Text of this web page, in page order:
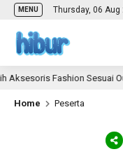
MENU Thursday, 06 Aug
Aksesoris Fashion Sesuai
Home Peserta